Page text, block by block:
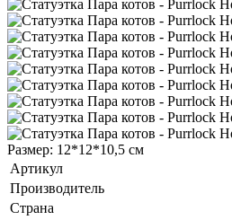
Размер: 12*12*10,5 см
Артикул
Производитель
Страна